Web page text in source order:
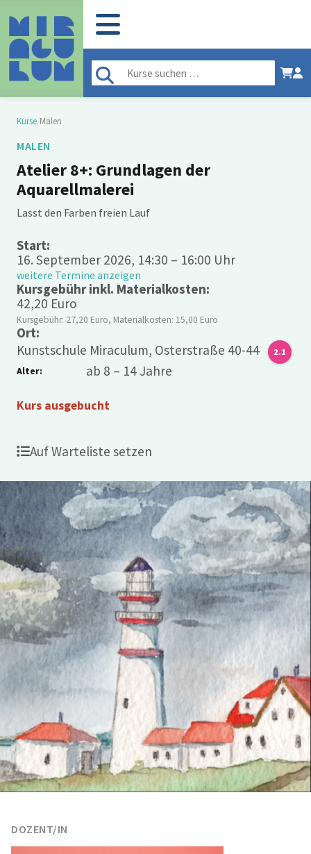
Kurse Malen
MALEN
Atelier 8+: Grundlagen der
Aquarellmalerei
Lasst den Farben freien Lauf
Start:
16. September 2026, 14:30 – 16:00 Uhr
weitere Termine anzeigen
Kursgebühr inkl. Materialkosten:
42,20 Euro
Kursgebühr: 27,20 Euro, Materialkosten: 15,00 Euro
Ort:
Kunstschule Miraculum, Osterstraße 40-44
2.1
Alter: ab 8 – 14 Jahre
Kurs ausgebucht
Auf Warteliste setzen
DOZENT/IN